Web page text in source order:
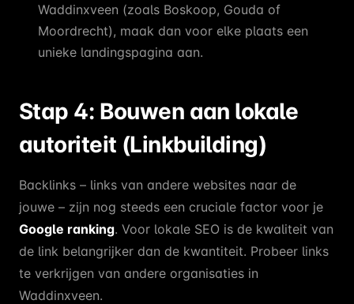
Waddinxveen (zoals Boskoop, Gouda of
Moordrecht), maak dan voor elke plaats een
unieke landingspagina aan.
Stap 4: Bouwen aan lokale
autoriteit (Linkbuilding)
Backlinks – links van andere websites naar de
jouwe – zijn nog steeds een cruciale factor voor je
Google ranking. Voor lokale SEO is de kwaliteit van
de link belangrijker dan de kwantiteit. Probeer links
te verkrijgen van andere organisaties in
Waddinxveen.